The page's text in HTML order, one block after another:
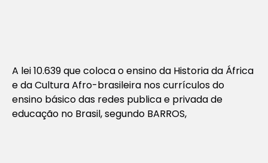
A lei 10.639 que coloca o ensino da Historia da África
e da Cultura Afro-brasileira nos currículos do
ensino básico das redes publica e privada de
educação no Brasil, segundo BARROS,